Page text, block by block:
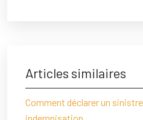
Articles similaires
Comment déclarer un